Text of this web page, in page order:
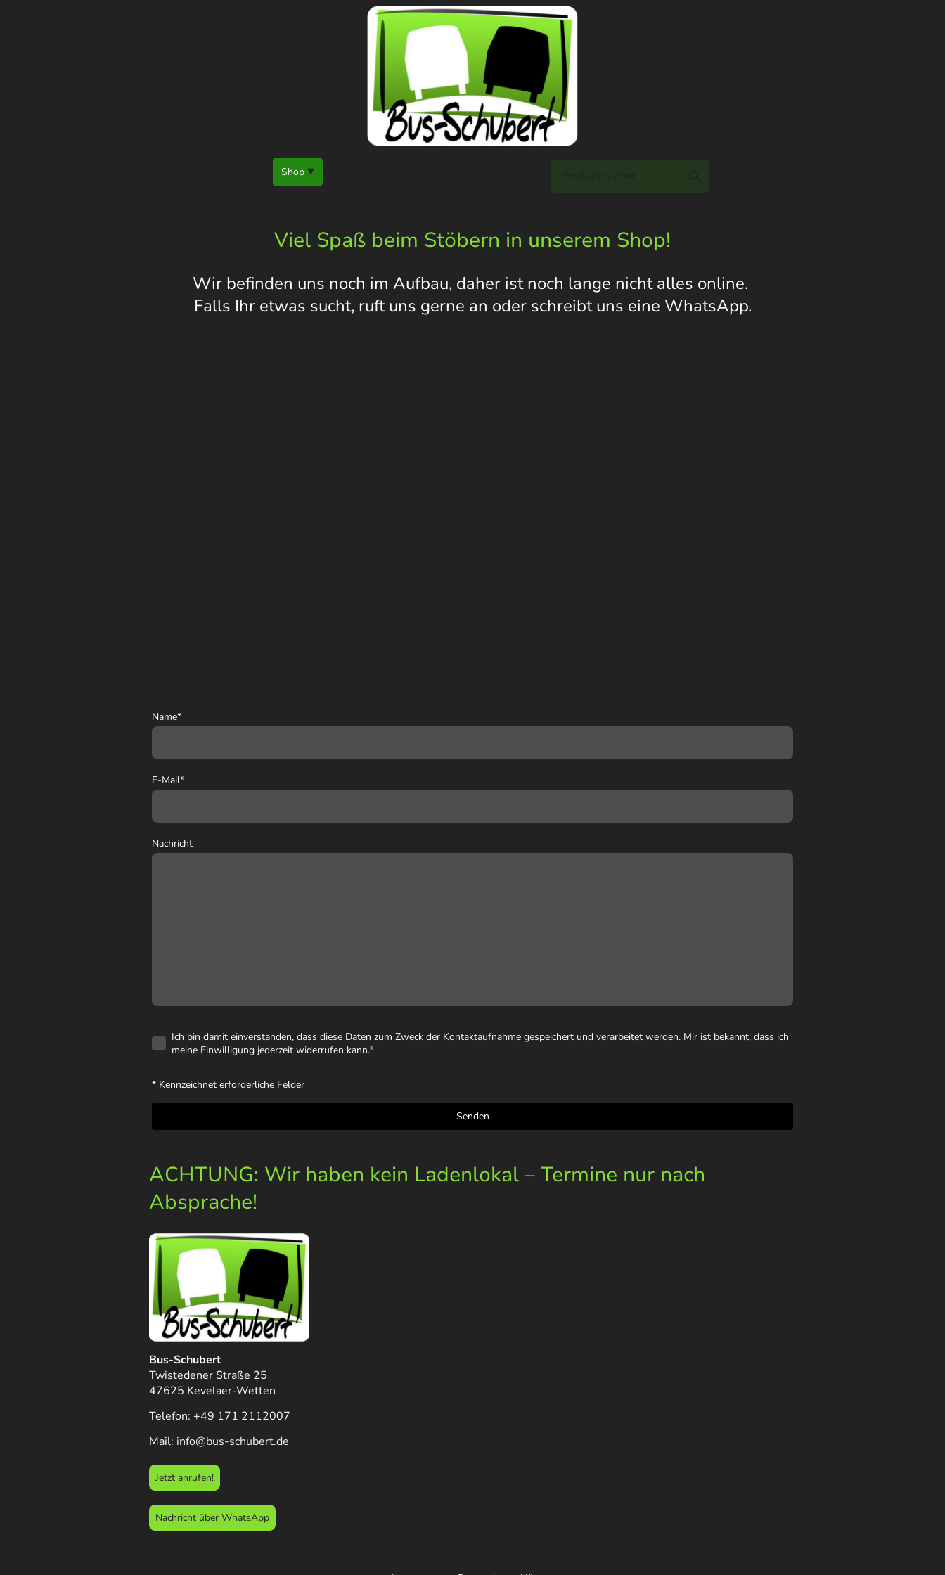
Shop
Viel Spaß beim Stöbern in unserem Shop!
Wir befinden uns noch im Aufbau, daher ist noch lange nicht alles online.
Falls Ihr etwas sucht, ruft uns gerne an oder schreibt uns eine WhatsApp.
Name*
E-Mail*
Nachricht
Ich bin damit einverstanden, dass diese Daten zum Zweck der Kontaktaufnahme gespeichert und verarbeitet werden. Mir ist bekannt, dass ich
meine Einwilligung jederzeit widerrufen kann.*
* Kennzeichnet erforderliche Felder
Senden
ACHTUNG: Wir haben kein Ladenlokal – Termine nur nach
Absprache!
Bus-Schubert
Twistedener Straße 25
47625 Kevelaer-Wetten
Telefon: +49 171 2112007
Mail: info@bus-schubert.de
Jetzt anrufen!
Nachricht über WhatsApp